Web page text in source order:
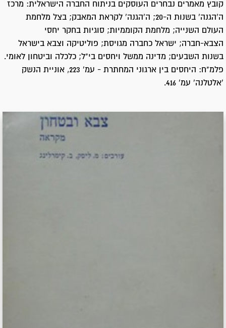
קובץ מאמרים נבחרים העוסקים בניתוח החברה הישראלית: מרכז
ה'הגנה' בשנות ה-20; ה'הגנה' לקראת המאבק; בצל מלחמת
העולם השנייה; מלחמת הקוממיות; סוגיות בחקר יחסי
הצבא-חברה; ישראל כחברה מגויסת; פוליטיקה וצבא בישראל
בשנות השבעים; מדינה ממשל ויחסים בי"ל; כלכלה וביטחון לאומי.
פלמ"ח: היחסים בין ארגוני המחתרת - עמ' 223, אוניית הנשק
'אלטלנה' עמ' 416.